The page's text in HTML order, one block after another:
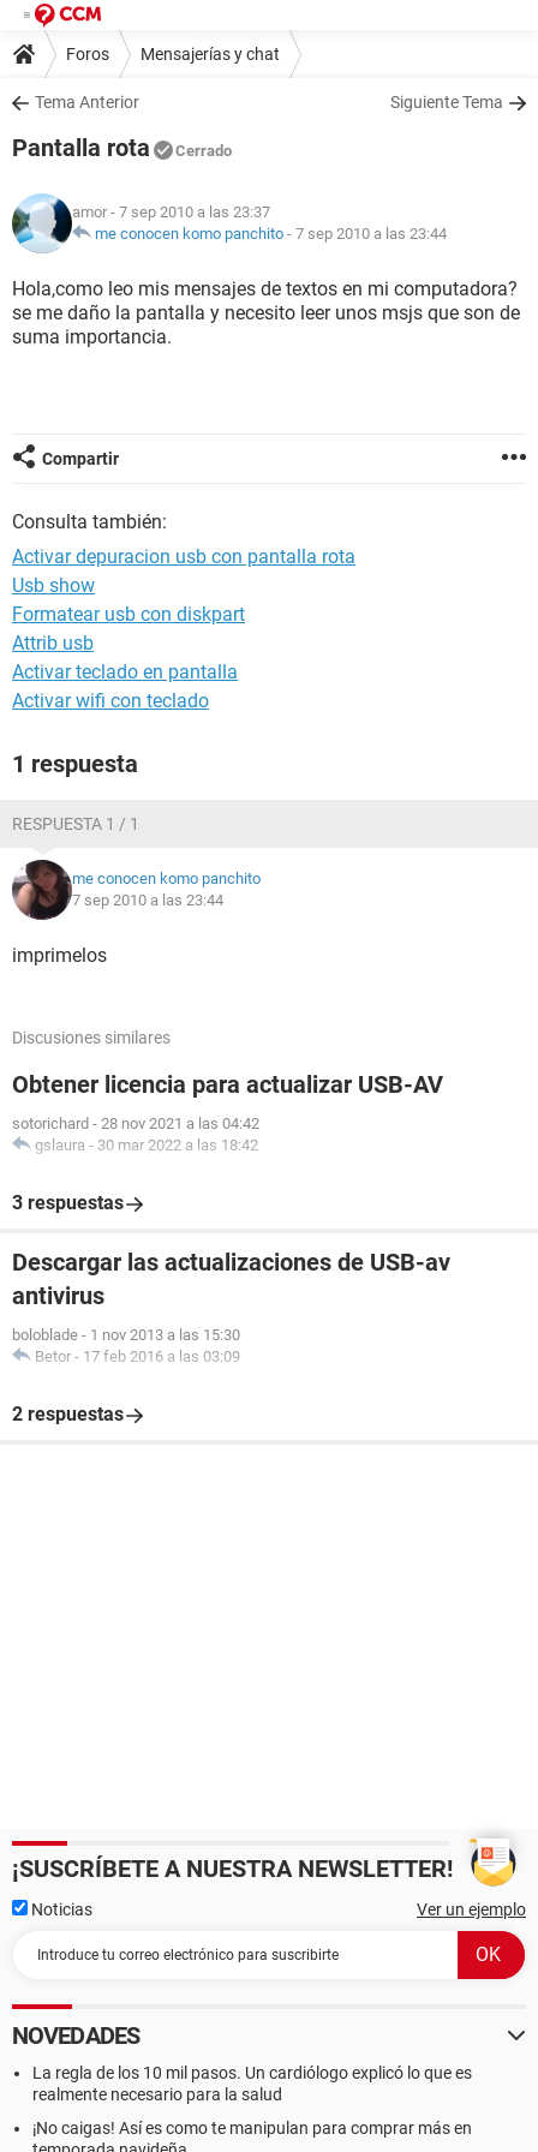
Foros Mensajerías y chat
Tema Anterior Siguiente Tema
Pantalla rota Cerrado
amor - 7 sep 2010 a las 23:37
me conocen komo panchito - 7 sep 2010 a las 23:44
Hola,como leo mis mensajes de textos en mi computadora?
se me daño la pantalla y necesito leer unos msjs que son de
suma importancia.
Compartir
Consulta también:
Activar depuracion usb con pantalla rota
Usb show
Formatear usb con diskpart
Attrib usb
Activar teclado en pantalla
Activar wifi con teclado
1 respuesta
RESPUESTA 1 / 1
me conocen komo panchito
7 sep 2010 a las 23:44
imprimelos
Discusiones similares
Obtener licencia para actualizar USB-AV
sotorichard - 28 nov 2021 a las 04:42
gslaura - 30 mar 2022 a las 18:42
3 respuestas
Descargar las actualizaciones de USB-av
antivirus
boloblade - 1 nov 2013 a las 15:30
Betor - 17 feb 2016 a las 03:09
2 respuestas
¡SUSCRÍBETE A NUESTRA NEWSLETTER!
Noticias Ver un ejemplo
NOVEDADES
La regla de los 10 mil pasos. Un cardiólogo explicó lo que es
realmente necesario para la salud
¡No caigas! Así es como te manipulan para comprar más en